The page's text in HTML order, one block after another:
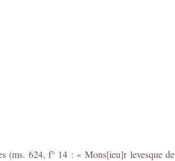
(ms. 624, f° 14 : « Mons[ieu]r levesque de